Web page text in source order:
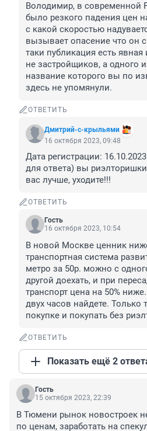
Володимир, в современной
было резкого падения цен
с какой скоростью
вызывает опасение что он
таки публикация есть
не застройщиков, а одного
название которого вы по
здесь не упомянули.
ОТВЕТИТЬ
Дмитрий-с-крыльями
16 октября 2023, 09:48
Дата регистрации:
для ответа) вы
вас лучше, уходите!!!
ОТВЕТИТЬ
Гость
16 октября 2023, 10:54
В новой Москве ценник
транспортная система
метро за 50р. можно с
другой доехать, и при
транспорт цена на 50%
двух часов найдете. Только
покупке и покупать без
ОТВЕТИТЬ
Показать ещё 2
Гость
15 октября 2023, 22:39
В Тюмени рынок новостроек
по ценам, заработать на